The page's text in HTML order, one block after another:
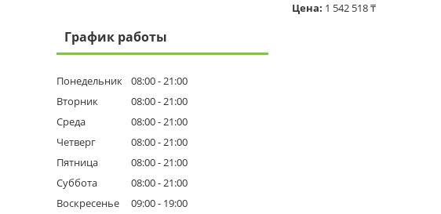
Цена: 1 542 518 ₸
График работы
Понедельник 08:00 21:00
Вторник
08:00 21:00
Среда
08:00 21:00
Четверг
08:00 21:00
Пятница
08:00 21:00
Суббота
08:00 21:00
Воскресенье
09:00 19:00